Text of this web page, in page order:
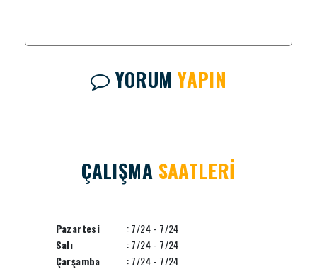
YORUMYAPIN
ÇALIŞMA SAATLERİ
Pazartesi
: 7/24 - 7/24
Salı
: 7/24 - 7/24
Çarşamba
: 7/24 - 7/24